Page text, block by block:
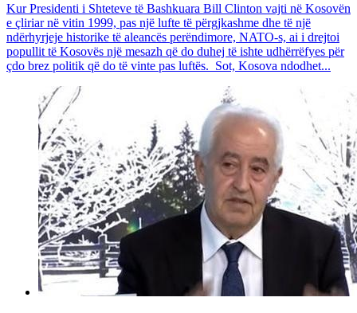
Kur Presidenti i Shteteve të Bashkuara Bill Clinton vajti në Kosovën
e çliriar në vitin 1999, pas një lufte të përgjkashme dhe të një
ndërhyrjeje historike të aleancës perëndimore, NATO-s, ai i drejtoi
popullit të Kosovës një mesazh që do duhej të ishte udhërrëfyes për
çdo brez politik që do të vinte pas luftës. Sot, Kosova ndodhet...